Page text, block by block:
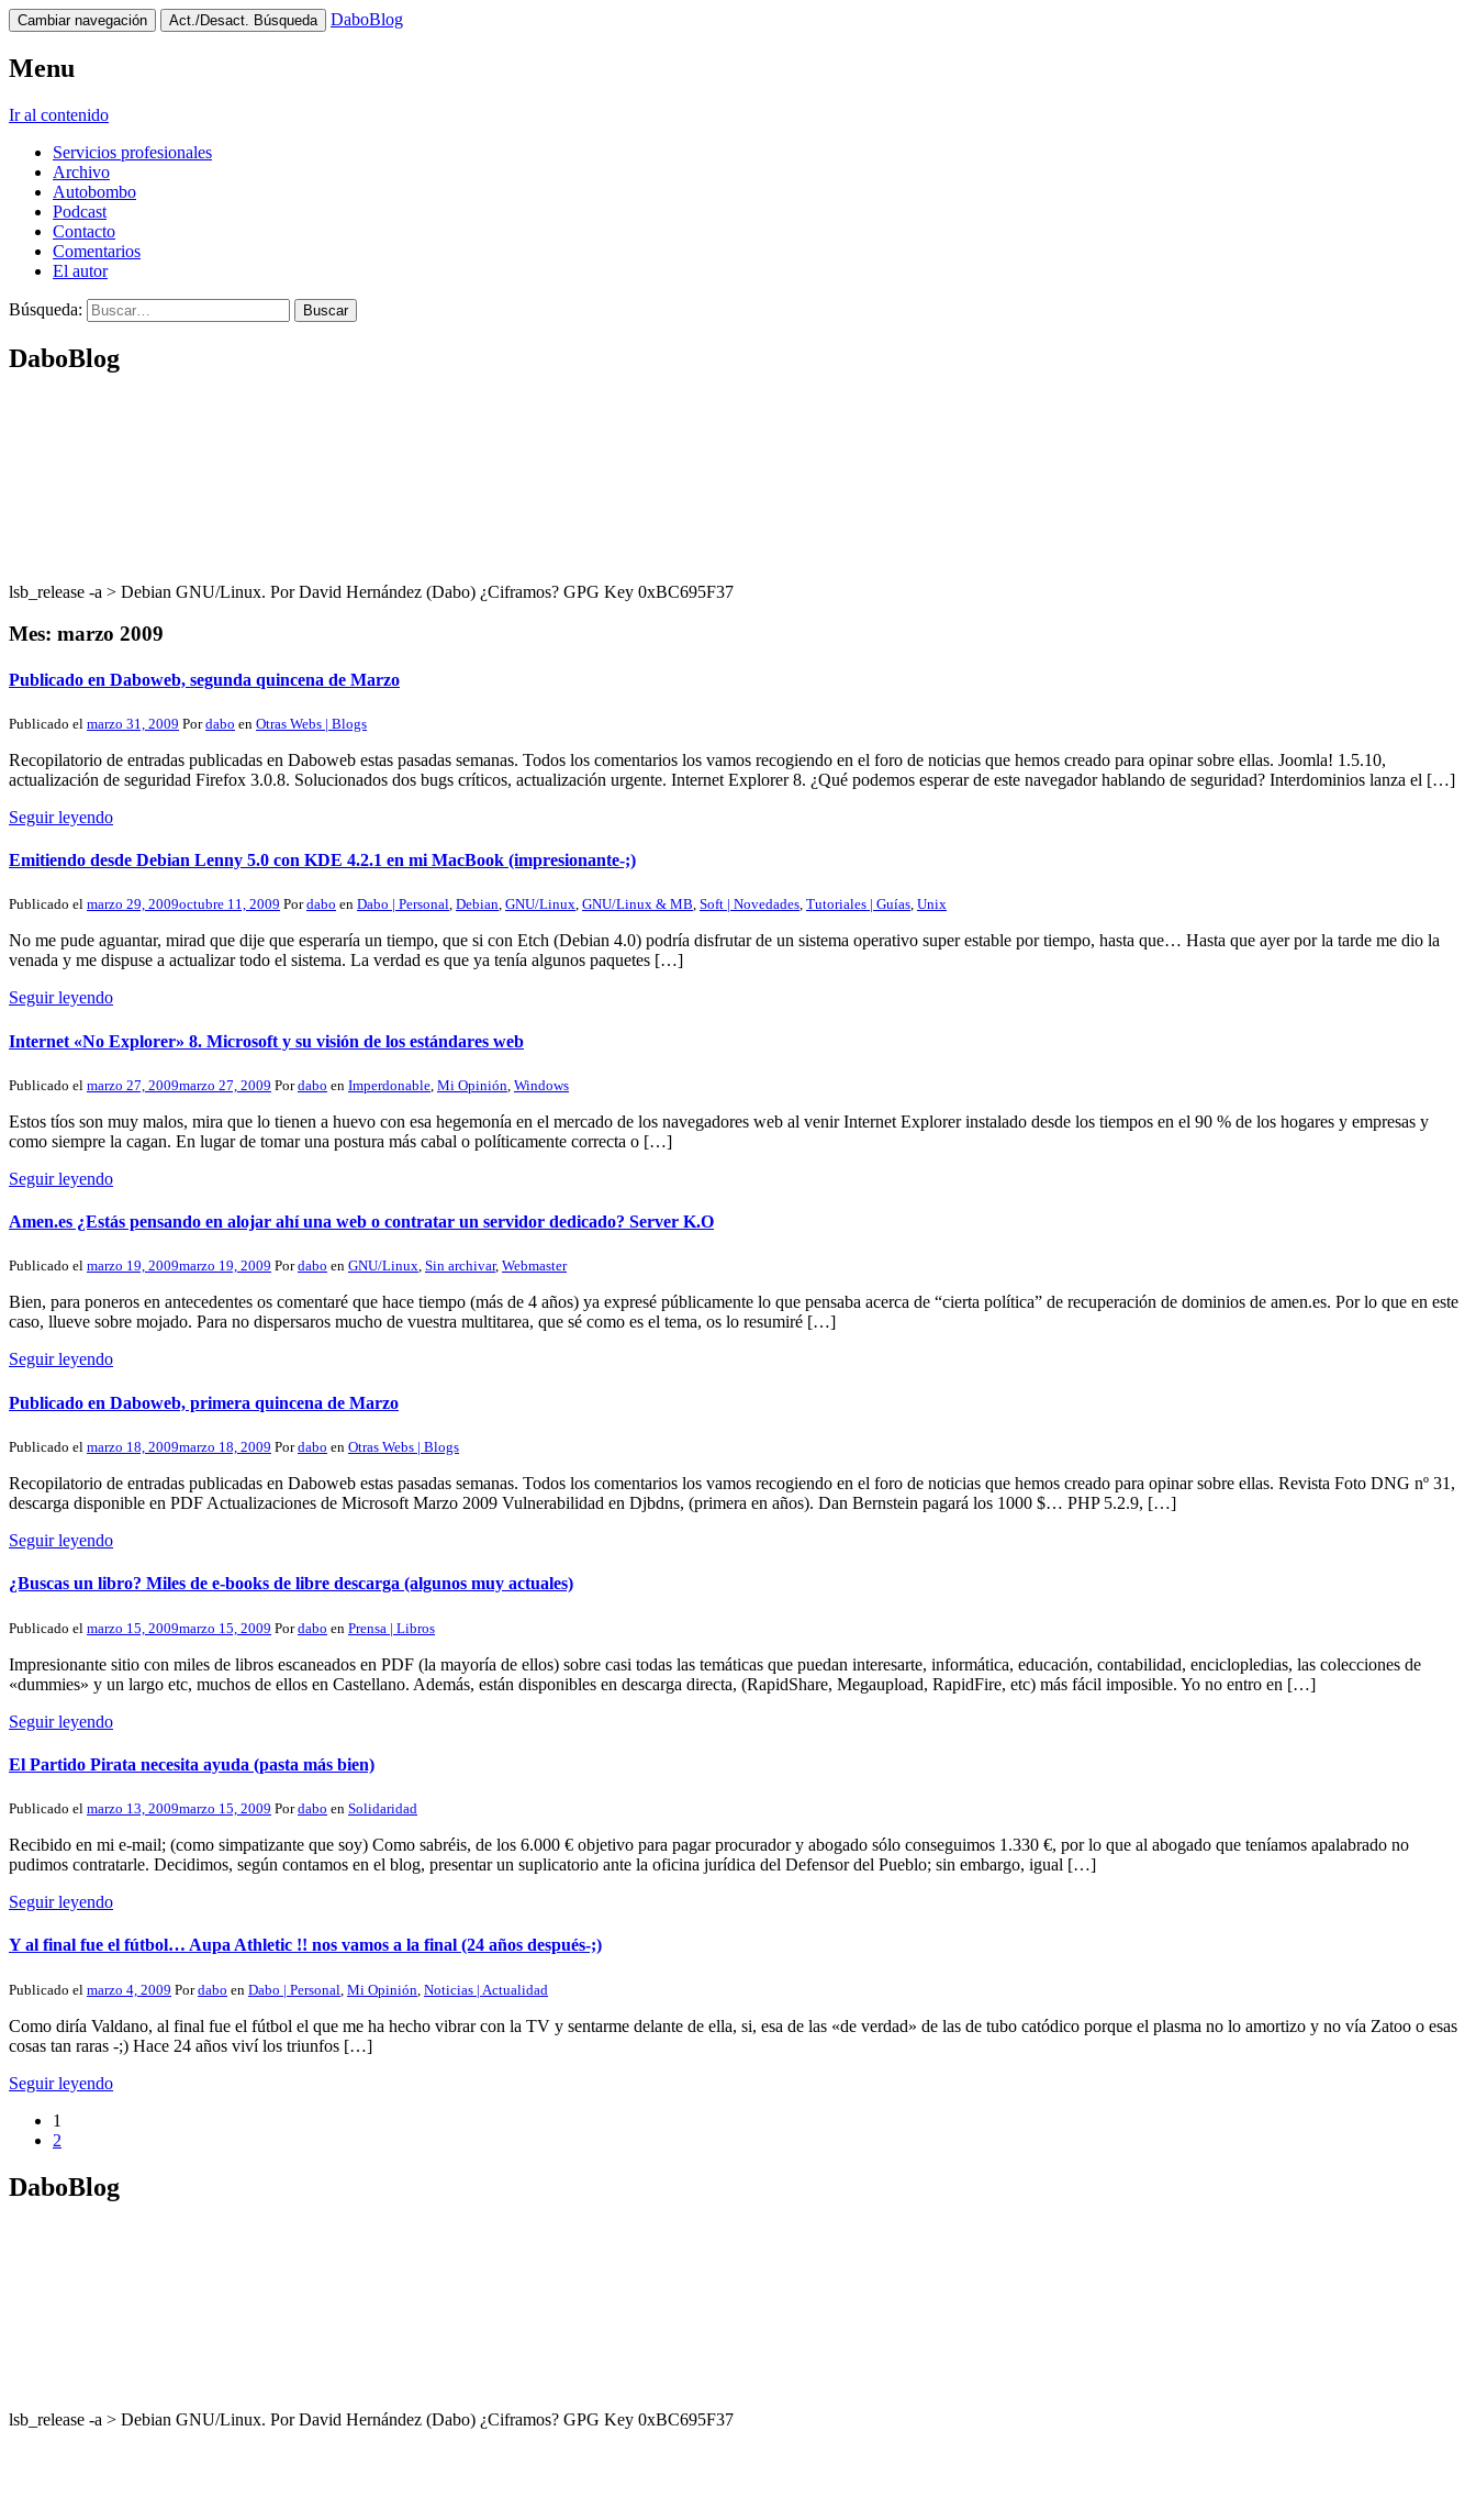
Cambiar navegación Act./Desact. Búsqueda DaboBlog
Menu
Ir al contenido
Servicios profesionales
Archivo
Autobombo
Podcast
Contacto
Comentarios
El autor
Búsqueda:
DaboBlog
lsb_release -a > Debian GNU/Linux. Por David Hernández (Dabo) ¿Ciframos? GPG Key 0xBC695F37
Mes: marzo 2009
Publicado en Daboweb, segunda quincena de Marzo
Publicado el marzo 31, 2009 Pordabo en Otras Webs | Blogs
Recopilatorio de entradas publicadas en Daboweb estas pasadas semanas. Todos los comentarios los vamos recogiendo en el foro de noticias que hemos creado para opinar sobre ellas. Joomla! 1.5.10,
actualización de seguridad Firefox 3.0.8. Solucionados dos bugs críticos, actualización urgente. Internet Explorer 8. ¿Qué podemos esperar de este navegador hablando de seguridad? Interdominios lanza el […]
Seguir leyendo
Emitiendo desde Debian Lenny 5.0 con KDE 4.2.1 en mi MacBook (impresionante-;)
Publicado el marzo 29, 2009octubre 11, 2009 Pordabo en Dabo | Personal, Debian, GNU/Linux, GNU/Linux & MB, Soft | Novedades, Tutoriales | Guías, Unix
No me pude aguantar, mirad que dije que esperaría un tiempo, que si con Etch (Debian 4.0) podría disfrutar de un sistema operativo super estable por tiempo, hasta que… Hasta que ayer por la tarde me dio la
venada y me dispuse a actualizar todo el sistema. La verdad es que ya tenía algunos paquetes […]
Seguir leyendo
Internet «No Explorer» 8. Microsoft y su visión de los estándares web
Publicado el marzo 27, 2009marzo 27, 2009 Pordabo en Imperdonable Mi Opinión Windows
Estos tíos son muy malos, mira que lo tienen a huevo con esa hegemonía en el mercado de los navegadores web al venir Internet Explorer instalado desde los tiempos en el 90 % de los hogares y empresas y
como siempre la cagan. En lugar de tomar una postura más cabal o políticamente correcta o […]
Seguir leyendo
Amen.es ¿Estás pensando en alojar ahí una web o contratar un servidor dedicado? Server K.O
Publicado el marzo 19, 2009marzo 19, 2009 Pordabo en GNU/Linux, Sin archivar, Webmaster
Bien, para poneros en antecedentes os comentaré que hace tiempo (más de 4 años) ya expresé públicamente lo que pensaba acerca de “cierta política” de recuperación de dominios de amen.es. Por lo que en este
caso, llueve sobre mojado. Para no dispersaros mucho de vuestra multitarea, que sé como es el tema, os lo resumiré […]
Seguir leyendo
Publicado en Daboweb, primera quincena de Marzo
Publicado el marzo 18, 2009marzo 18, 2009 Pordabo en Otras Webs | Blogs
Recopilatorio de entradas publicadas en Daboweb estas pasadas semanas. Todos los comentarios los vamos recogiendo en el foro de noticias que hemos creado para opinar sobre ellas. Revista Foto DNG nº 31,
descarga disponible en PDF Actualizaciones de Microsoft Marzo 2009 Vulnerabilidad en Djbdns, (primera en años). Dan Bernstein pagará los 1000 $… PHP 5.2.9, […]
Seguir leyendo
¿Buscas un libro? Miles de e-books de libre descarga (algunos muy actuales)
Publicado el marzo 15, 2009marzo 15, 2009 Pordabo en Prensa | Libros
Impresionante sitio con miles de libros escaneados en PDF (la mayoría de ellos) sobre casi todas las temáticas que puedan interesarte, informática, educación, contabilidad, enciclopledias, las colecciones de
«dummies» y un largo etc, muchos de ellos en Castellano. Además, están disponibles en descarga directa, (RapidShare, Megaupload, RapidFire, etc) más fácil imposible. Yo no entro en […]
Seguir leyendo
El Partido Pirata necesita ayuda (pasta más bien)
Publicado el marzo 13, 2009marzo 15, 2009 Pordabo en Solidaridad
Recibido en mi e-mail; (como simpatizante que soy) Como sabréis, de los 6.000 € objetivo para pagar procurador y abogado sólo conseguimos 1.330 €, por lo que al abogado que teníamos apalabrado no
pudimos contratarle. Decidimos, según contamos en el blog, presentar un suplicatorio ante la oficina jurídica del Defensor del Pueblo; sin embargo, igual […]
Seguir leyendo
Y al final fue el fútbol… Aupa Athletic !! nos vamos a la final (24 años después-;)
Publicado el marzo 4, 2009 Pordabo en Dabo | Personal Mi Opinión Noticias | Actualidad
Como diría Valdano, al final fue el fútbol el que me ha hecho vibrar con la TV y sentarme delante de ella, si, esa de las «de verdad» de las de tubo catódico porque el plasma no lo amortizo y no vía Zatoo o esas
cosas tan raras -;) Hace 24 años viví los triunfos […]
Seguir leyendo
1
2
DaboBlog
lsb_release -a > Debian GNU/Linux. Por David Hernández (Dabo) ¿Ciframos? GPG Key 0xBC695F37